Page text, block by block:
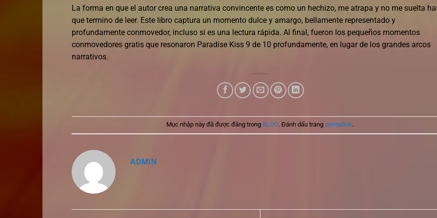
La forma en que el autor crea una narrativa convincente es como un hechizo, me atrapa y no me suelta
que termino de leer. Este libro captura un momento dulce y amargo, bellamente representado y
profundamente conmovedor, incluso si es una lectura rápida. Al final, fueron los pequeños momentos
conmovedores gratis que resonaron Paradise Kiss 9 de 10 profundamente, en lugar de los grandes arcos
narrativos.
Mục nhập này đã được đăng trong BLOG. Đánh dấu trang permalink.
ADMIN